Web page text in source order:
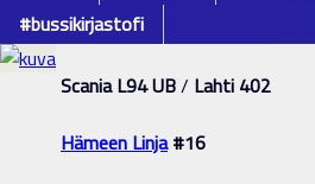
#bussikirjastofi
Scania L94 UB/ Lahti 402
Hämeen Linja#16